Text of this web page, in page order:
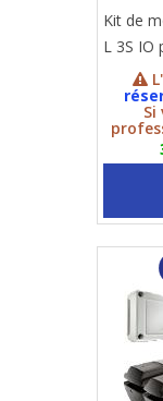
Kit de
L 3S IO
Si